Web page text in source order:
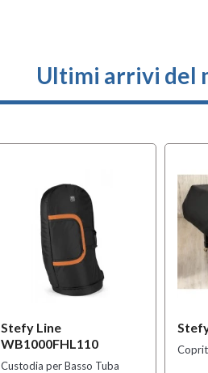
Ultimi arrivi del
Stefy Line
WB1000FHL110
Custodia per Basso Tuba